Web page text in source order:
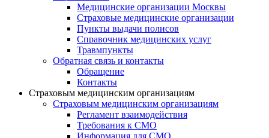
Медицинские организации Москвы
Страховые медицинские организации
Пункты выдачи полисов
Справочник медицинских услуг
Травмпункты
Обратная связь и контакты
Обращение
Контакты
Страховым медицинским организациям
Страховым медицинским организациям
Регламент взаимодействия
Требования к СМО
Информация для СМО